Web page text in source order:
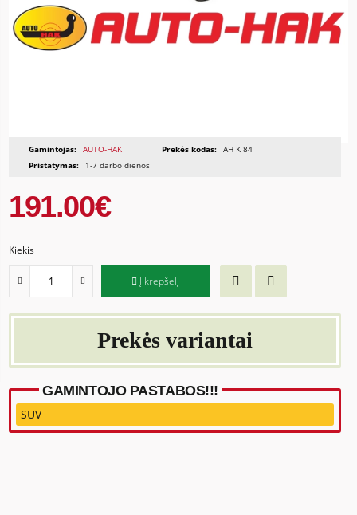
Gamintojas: AUTO-HAK Prekės kodas: AH K 84
Pristatymas:
1-7 darbo dienos
191.00€
Kiekis
Į krepšelį
Prekės variantai
GAMINTOJO PASTABOS!!!
SUV